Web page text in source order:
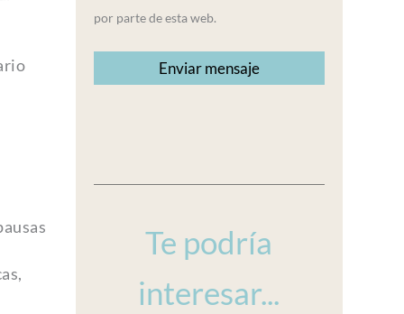
por parte de esta web.
Te podría
interesar...